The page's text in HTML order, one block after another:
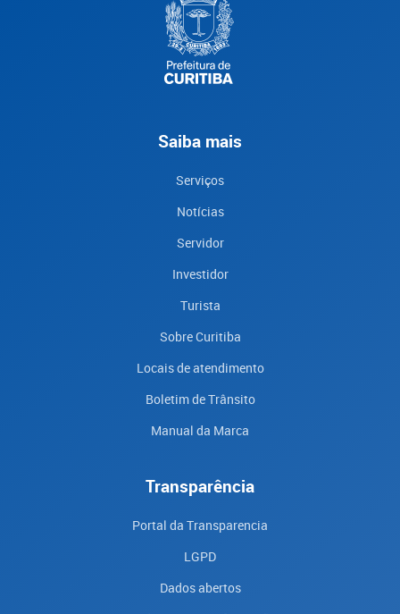
Saiba mais
Serviços
Notícias
Servidor
Investidor
Turista
Sobre Curitiba
Locais de atendimento
Boletim de Trânsito
Manual da Marca
Transparência
Portal da Transparencia
LGPD
Dados abertos